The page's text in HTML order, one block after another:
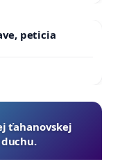
16
peticia
ťahanovskej